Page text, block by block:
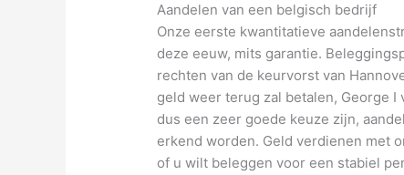
Aandelen van een belgisch bedrijf
Onze eerste kwantitatieve
deze eeuw, mits garantie.
rechten van de keurvorst van
geld weer terug zal betalen, George
dus een zeer goede keuze zijn,
erkend worden. Geld verdienen met
of u wilt beleggen voor een stabiel